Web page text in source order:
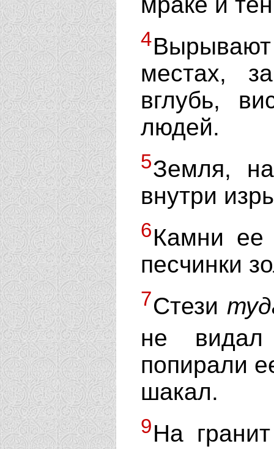
4
местах,
вглубь,
людей.
5Земля,
внутри
6Камни
песчинки
7Стези
не
попирали
шакал.
9На